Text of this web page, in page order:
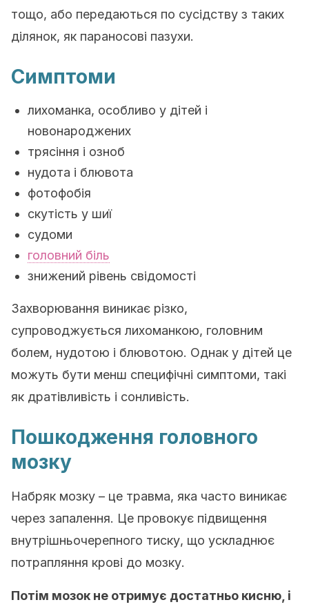
тощо, або передаються по сусідству з таких
ділянок, як параносові пазухи.
Симптоми
лихоманка, особливо у дітей і
новонароджених
трясіння і озноб
нудота і блювота
фотофобія
скутість у шиї
судоми
головний біль
знижений рівень свідомості
Захворювання виникає різко,
супроводжується лихоманкою, головним
болем, нудотою і блювотою. Однак у дітей це
можуть бути менш специфічні симптоми, такі
як дратівливість і сонливість.
Пошкодження головного
мозку
Набряк мозку – це травма, яка часто виникає
через запалення. Це провокує підвищення
внутрішньочерепного тиску, що ускладнює
потрапляння крові до мозку.
Потім мозок не отримує достатньо кисню, і